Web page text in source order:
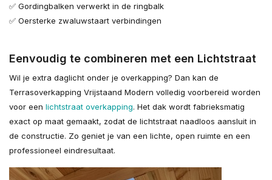
✅ Gordingbalken verwerkt in de ringbalk
✅ Oersterke zwaluwstaart verbindingen
Eenvoudig te combineren met een Lichtstraat
Wil je extra daglicht onder je overkapping? Dan kan de
Terrasoverkapping Vrijstaand Modern volledig voorbereid worden
voor een lichtstraat overkapping. Het dak wordt fabrieksmatig
exact op maat gemaakt, zodat de lichtstraat naadloos aansluit in
de constructie. Zo geniet je van een lichte, open ruimte en een
professioneel eindresultaat.